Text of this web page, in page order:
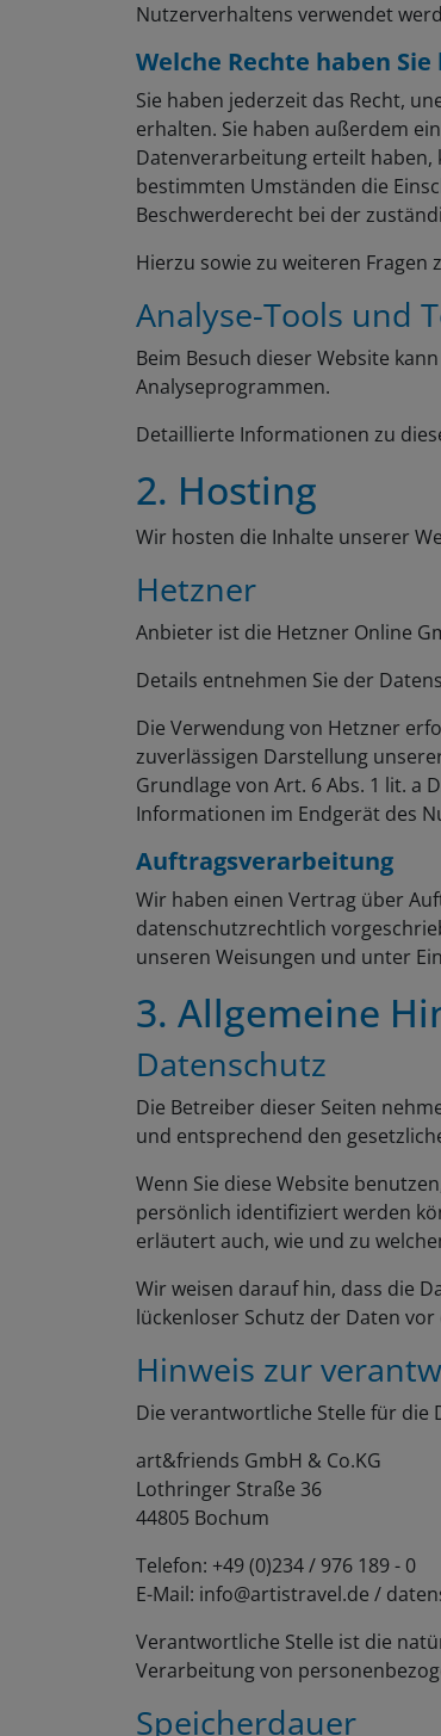
Nutzerverhaltens verwendet
Welche Rechte haben
Sie haben jederzeit das Recht,
erhalten. Sie haben außerdem
Datenverarbeitung erteilt haben,
bestimmten Umständen die
Beschwerderecht bei der
Hierzu sowie zu weiteren Fragen
Analyse-Tools und
Beim Besuch dieser Website
Analyseprogrammen.
Detaillierte Informationen zu
2. Hosting
Wir hosten die Inhalte unserer
Hetzner
Anbieter ist die Hetzner Online
Details entnehmen Sie der
Die Verwendung von Hetzner
zuverlässigen Darstellung
Grundlage von Art. 6 Abs. 1 lit. a
Informationen im Endgerät des
Auftragsverarbeitung
Wir haben einen Vertrag über
datenschutzrechtlich
unseren Weisungen und unter
3. Allgemeine
Datenschutz
Die Betreiber dieser Seiten
und entsprechend den
Wenn Sie diese Website
persönlich identifiziert werden
erläutert auch, wie und zu
Wir weisen darauf hin, dass die
lückenloser Schutz der Daten
Hinweis zur
Die verantwortliche Stelle für die
art&friends GmbH & Co.KG
Lothringer Straße 36
44805 Bochum
Telefon: +49 (0)234 / 976 189 - 0
E-Mail: info@artistravel.de /
Verantwortliche Stelle ist die
Verarbeitung von
Speicherdauer